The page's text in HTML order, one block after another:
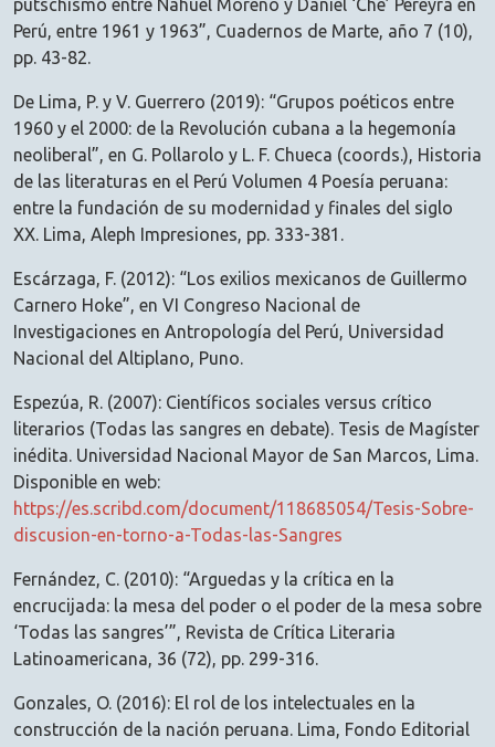
putschismo entre Nahuel Moreno y Daniel ‘Che’ Pereyra en
Perú, entre 1961 y 1963”, Cuadernos de Marte, año 7 (10),
pp. 43-82.
De Lima, P. y V. Guerrero (2019): “Grupos poéticos entre
1960 y el 2000: de la Revolución cubana a la hegemonía
neoliberal”, en G. Pollarolo y L. F. Chueca (coords.), Historia
de las literaturas en el Perú Volumen 4 Poesía peruana:
entre la fundación de su modernidad y finales del siglo
XX. Lima, Aleph Impresiones, pp. 333-381.
Escárzaga, F. (2012): “Los exilios mexicanos de Guillermo
Carnero Hoke”, en VI Congreso Nacional de
Investigaciones en Antropología del Perú, Universidad
Nacional del Altiplano, Puno.
Espezúa, R. (2007): Científicos sociales versus crítico
literarios (Todas las sangres en debate). Tesis de Magíster
inédita. Universidad Nacional Mayor de San Marcos, Lima.
Disponible en web:
https://es.scribd.com/document/118685054/Tesis-Sobre-
discusion-en-torno-a-Todas-las-Sangres
Fernández, C. (2010): “Arguedas y la crítica en la
encrucijada: la mesa del poder o el poder de la mesa sobre
‘Todas las sangres’”, Revista de Crítica Literaria
Latinoamericana, 36 (72), pp. 299-316.
Gonzales, O. (2016): El rol de los intelectuales en la
construcción de la nación peruana. Lima, Fondo Editorial